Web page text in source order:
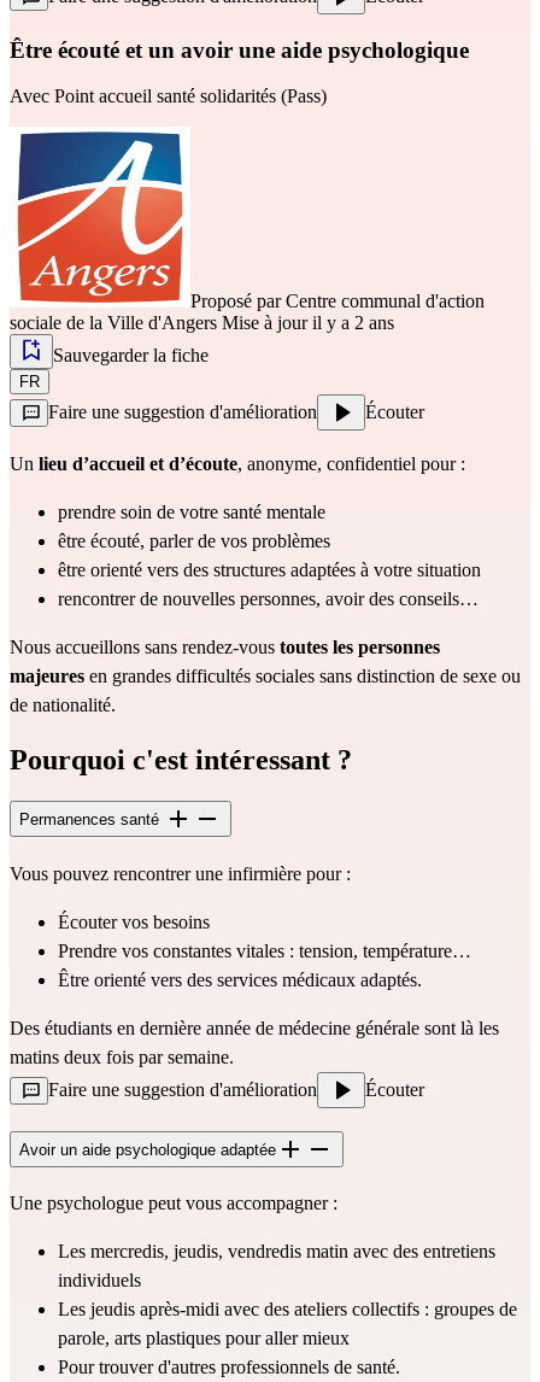
Être écouté et un avoir une aide psychologique
Avec Point accueil santé solidarités (Pass)
Proposé par Centre communal d'action
sociale de la Ville d'Angers Mise à jour il y a 2 ans
Sauvegarder la fiche
FR
Faire une suggestion d'amélioration Écouter
Un lieu d’accueil et d’écoute, anonyme, confidentiel pour :
prendre soin de votre santé mentale
être écouté, parler de vos problèmes
être orienté vers des structures adaptées à votre situation
rencontrer de nouvelles personnes, avoir des conseils…
Nous accueillons sans rendez-vous toutes les personnes
majeures en grandes difficultés sociales sans distinction de sexe ou
de nationalité.
Pourquoi c'est intéressant ?
Permanences santé
Vous pouvez rencontrer une infirmière pour :
Écouter vos besoins
Prendre vos constantes vitales : tension, température…
Être orienté vers des services médicaux adaptés.
Des étudiants en dernière année de médecine générale sont là les
matins deux fois par semaine.
Faire une suggestion d'amélioration
Écouter
Avoir un aide psychologique adaptée
Une psychologue peut vous accompagner :
Les mercredis, jeudis, vendredis matin avec des entretiens
individuels
Les jeudis après-midi avec des ateliers collectifs : groupes de
parole, arts plastiques pour aller mieux
Pour trouver d'autres professionnels de santé.